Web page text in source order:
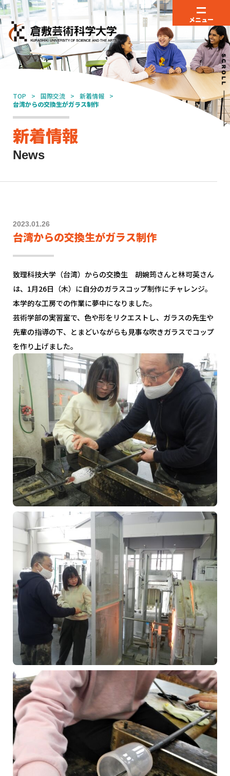
メニュー
TOP 国際交流
新着情報
台湾からの交換生がガラス制作
新着情報
News
2023.01.26
台湾からの交換生がガラス制作
致理科技大学（台湾）からの交換生 胡婉筠さんと林可英さん
は、1月26日（木）に自分のガラスコップ制作にチャレンジ。
本学的な工房での作業に夢中になりました。
芸術学部の実習室で、色や形をリクエストし、ガラスの先生や
先輩の指導の下、とまどいながらも見事な吹きガラスでコップ
を作り上げました。